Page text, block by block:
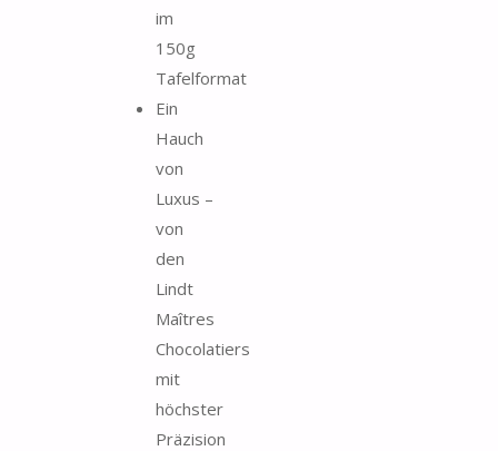
im
150g
Tafelformat
Ein
Hauch
von
Luxus –
von
den
Lindt
Maîtres
Chocolatiers
mit
höchster
Präzision